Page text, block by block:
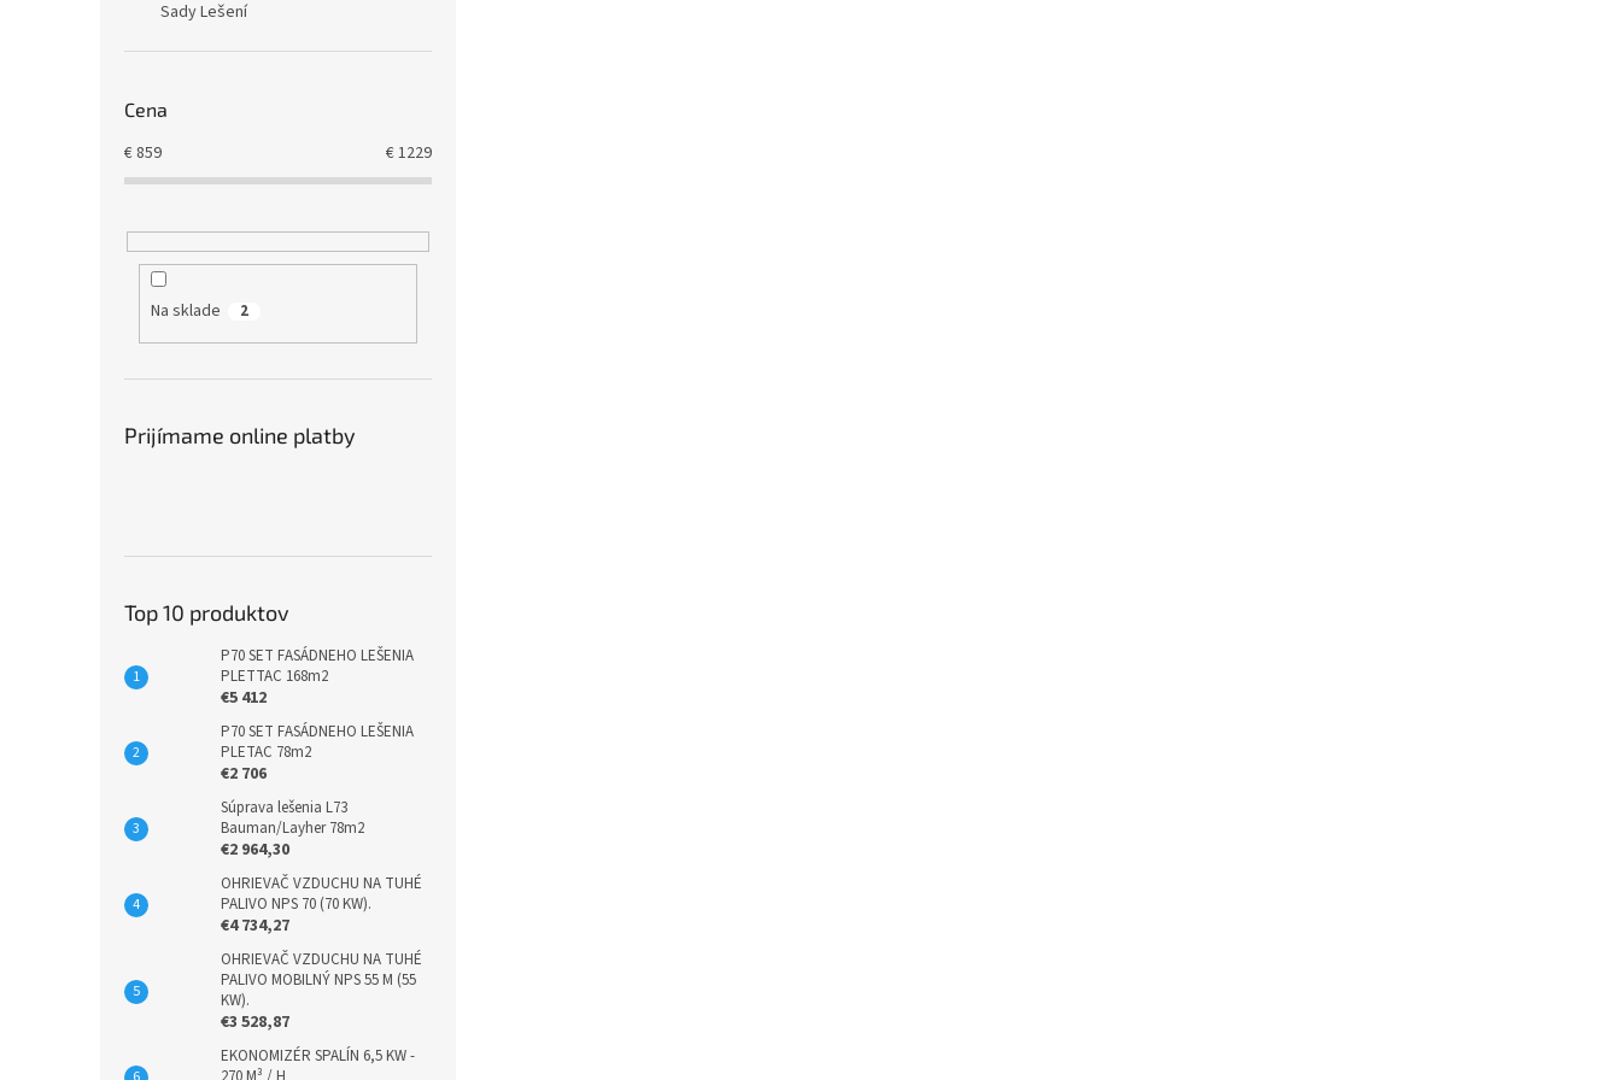
Sady Lešení
Cena
€859 €1229
Na sklade 2
Prijímame online platby
Top 10 produktov
P70 SET FASÁDNEHO LEŠENIA
PLETTAC 168m2
€5 412
P70 SET FASÁDNEHO LEŠENIA
PLETAC 78m2
€2 706
Súprava lešenia L73
Bauman/Layher 78m2
€2 964,30
OHRIEVAČ VZDUCHU NA TUHÉ
PALIVO NPS 70 (70 KW).
€4 734,27
OHRIEVAČ VZDUCHU NA TUHÉ
PALIVO MOBILNÝ NPS 55 M (55
KW).
€3 528,87
EKONOMIZÉR SPALÍN 6,5 KW -